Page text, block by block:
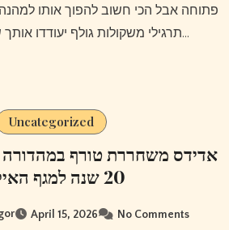
פתוחה אבל הכי חשוב להפוך אותו
תרגילי משקולות גולף יעודדו אותך שזה יהיה החוליה…
Uncategorized
אדידס משחררת טורף במהדורה
20 שנה למגף האיקוני
April 15, 2026 No Comments